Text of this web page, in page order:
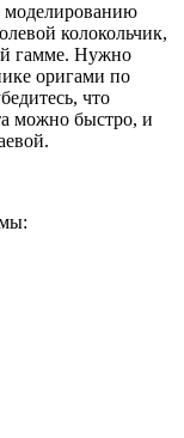
моделированию
колокольчик,
гамме. Нужно
оригами по
что
можно быстро, и